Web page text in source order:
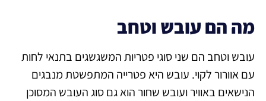
מה הם עובש וטחב
עובש וטחב הם שני סוגי פטריות המשגשגים בתנאי לחות
עם אוורור לקוי. עובש היא פטרייה המתפשטת מנבגים
הנישאים באוויר ועובש שחור הוא גם סוג העובש המסוכן